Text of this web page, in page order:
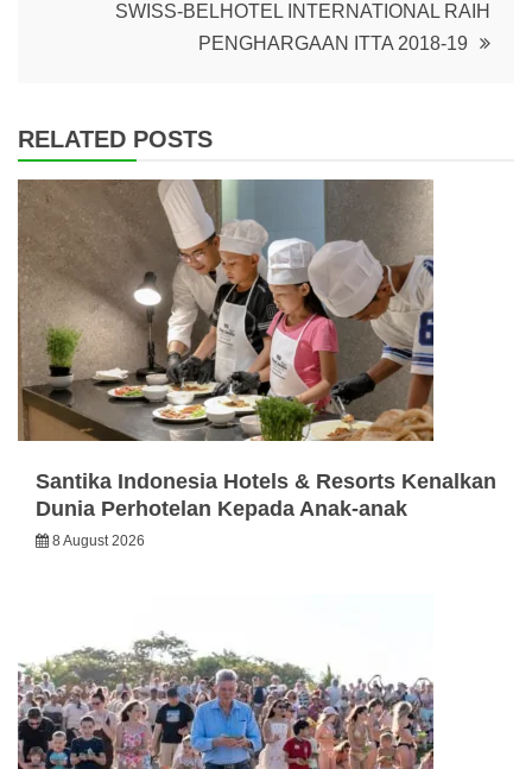
SWISS-BELHOTEL INTERNATIONAL RAIH
PENGHARGAAN ITTA 2018-19
RELATED POSTS
Santika Indonesia Hotels & Resorts Kenalkan
Dunia Perhotelan Kepada Anak-anak
8 August 2026